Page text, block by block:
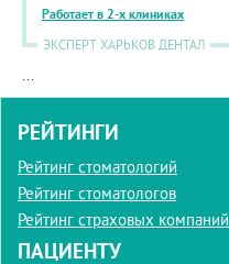
Работает в 2-х клиниках
ЭКСПЕРТ ХАРЬКОВ ДЕНТАЛ
...
РЕЙТИНГИ
Рейтинг стоматологий
Рейтинг стоматологов
Рейтинг страховых компаний
ПАЦИЕНТУ